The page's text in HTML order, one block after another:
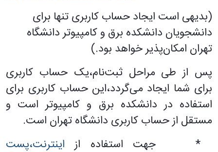
(بدیهی است ایجاد حساب کاربری تنها برای
دانشجویان دانشکده برق و کامپیوتر دانشگاه
تهران امکان‌پذیر خواهد بود.)
پس از طی مراحل ثبت‌نام،یک حساب کاربری
برای شما ایجاد می‌گردد،این حساب کاربری برای
استفاده در دانشکده برق و کامپیوتر است و
مستقل از حساب کاربری دانشگاه تهران است.
* جهت استفاده ازاینترنت،پست